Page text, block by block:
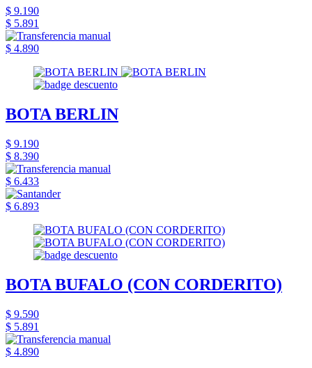
$ 9.190
$ 5.891
$ 4.890
BOTA BERLIN
$ 9.190
$ 8.390
$ 6.433
$ 6.893
BOTA BUFALO (CON CORDERITO)
$ 9.590
$ 5.891
$ 4.890